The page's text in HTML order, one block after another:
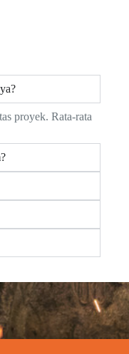
proyek. Rata-rata